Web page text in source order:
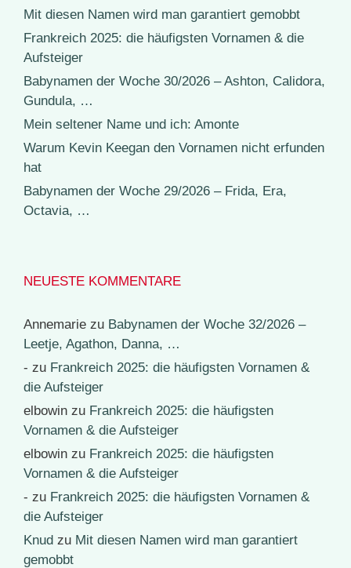
Mit diesen Namen wird man garantiert gemobbt
Frankreich 2025: die häufigsten Vornamen & die
Aufsteiger
Babynamen der Woche 30/2026 – Ashton, Calidora,
Gundula, …
Mein seltener Name und ich: Amonte
Warum Kevin Keegan den Vornamen nicht erfunden
hat
Babynamen der Woche 29/2026 – Frida, Era,
Octavia, …
NEUESTE KOMMENTARE
Annemarie zu Babynamen der Woche 32/2026 –
Leetje, Agathon, Danna, …
- zu Frankreich 2025: die häufigsten Vornamen &
die Aufsteiger
elbowin zu Frankreich 2025: die häufigsten
Vornamen & die Aufsteiger
elbowin zu Frankreich 2025: die häufigsten
Vornamen & die Aufsteiger
- zu Frankreich 2025: die häufigsten Vornamen &
die Aufsteiger
Knud zu Mit diesen Namen wird man garantiert
gemobbt